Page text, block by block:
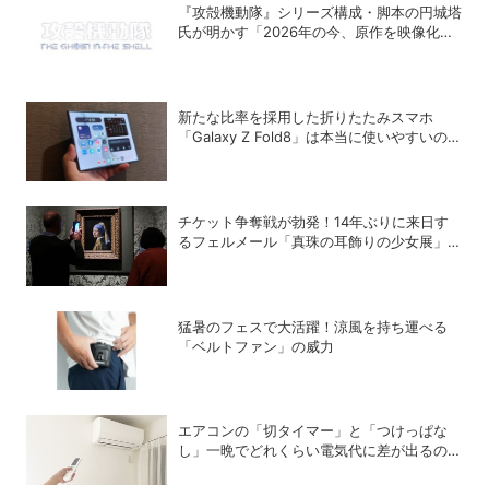
『攻殻機動隊』シリーズ構成・脚本の円城塔
氏が明かす「2026年の今、原作を映像化す
新たな比率を採用した折りたたみスマホ
「Galaxy Z Fold8」は本当に使いやすいの
チケット争奪戦が勃発！14年ぶりに来日す
るフェルメール「真珠の耳飾りの少女展」の
猛暑のフェスで大活躍！涼風を持ち運べる
「ベルトファン」の威力
エアコンの「切タイマー」と「つけっぱな
し」一晩でどれくらい電気代に差が出るの